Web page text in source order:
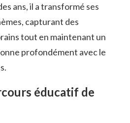
ans, il a transformé ses
capturant des
tout en maintenant un
profondément avec le
éducatif de